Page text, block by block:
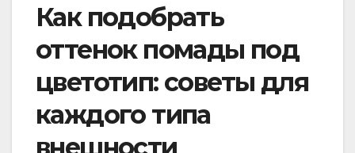
Как подобрать
оттенок помады под
цветотип: советы для
каждого типа